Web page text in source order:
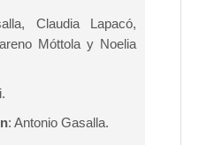
Claudia Lapacó,
Móttola y Noelia
: Antonio Gasalla.